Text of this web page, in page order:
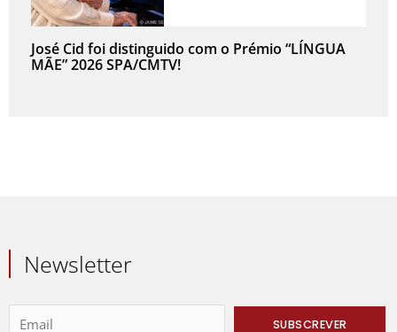
José Cid foi distinguido com o Prémio “LÍNGUA
MÃE” 2026 SPA/CMTV!
Newsletter